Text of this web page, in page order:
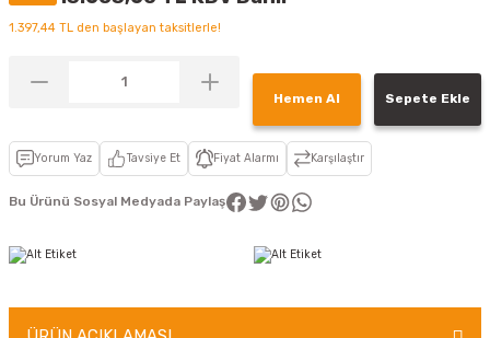
1.397,44 TL den başlayan taksitlerle!
Hemen Al Sepete Ekle
Yorum Yaz Tavsiye Et Fiyat Alarmı Karşılaştır
Bu Ürünü Sosyal Medyada Paylaş